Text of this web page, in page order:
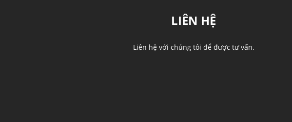
LIÊN HỆ
Liên hệ với chúng tôi để được tư vấn.